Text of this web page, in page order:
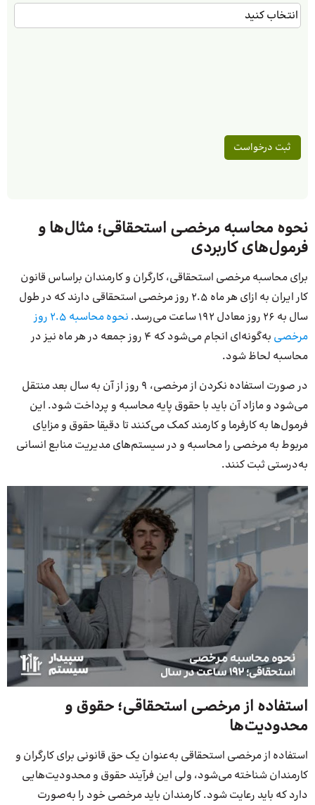
نحوه محاسبه مرخصی استحقاقی؛ مثال‌ها و
فرمول‌های کاربردی
برای محاسبه مرخصی استحقاقی، کارگران و کارمندان براساس قانون
کار ایران به ازای هر ماه 2.5 روز مرخصی استحقاقی دارند که در طول
سال به 26 روز معادل 192 ساعت می‌رسد.
نحوه محاسبه 2.5 روز
مرخصی
به‌گونه‌ای انجام می‌شود که 4 روز جمعه در هر ماه نیز در
محاسبه لحاظ شود.
در صورت استفاده نکردن از مرخصی، 9 روز از آن به سال بعد منتقل
می‌شود و مازاد آن باید با حقوق پایه محاسبه و پرداخت شود. این
فرمول‌ها به کارفرما و کارمند کمک می‌کنند تا دقیقا حقوق و مزایای
مربوط به مرخصی را محاسبه و در سیستم‌های مدیریت منابع انسانی
به‌درستی ثبت کنند.
استفاده از مرخصی استحقاقی؛ حقوق و
محدودیت‌ها
استفاده از مرخصی استحقاقی به‌عنوان یک حق قانونی برای کارگران و
کارمندان شناخته می‌شود، ولی این فرآیند حقوق و محدودیت‌هایی
دارد که باید رعایت شود. کارمندان باید مرخصی خود را به‌صورت